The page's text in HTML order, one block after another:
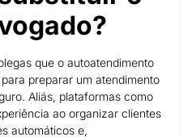
que o autoatendimento
preparar um atendimento
Aliás, plataformas como
ao organizar clientes
automáticos e,